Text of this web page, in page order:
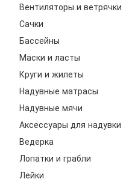
Вентиляторы и ветрячки
Сачки
Бассейны
Маски и ласты
Круги и жилеты
Надувные матрасы
Надувные мячи
Аксессуары для надувки
Ведерка
Лопатки и грабли
Лейки